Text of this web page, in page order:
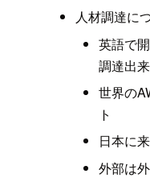
人材調達に
英語で
調達出
世界の
ト
日本に
外部は